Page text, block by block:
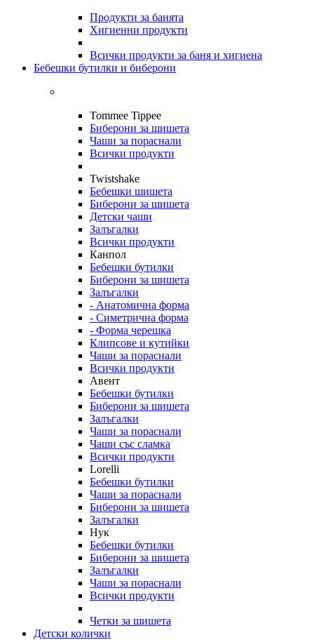
Продукти за банята
Хигиенни продукти
Всички продукти за баня и хигиена
Бебешки бутилки и биберони
Tommee Tippee
Биберони за шишета
Чаши за пораснали
Всички продукти
Twistshake
Бебешки шишета
Биберони за шишета
Детски чаши
Залъгалки
Всички продукти
Канпол
Бебешки бутилки
Биберони за шишета
Залъгалки
- Анатомична форма
- Симетрична форма
- Форма черешка
Клипсове и кутийки
Чаши за пораснали
Всички продукти
Авент
Бебешки бутилки
Биберони за шишета
Залъгалки
Чаши за пораснали
Чаши със сламка
Всички продукти
Lorelli
Бебешки бутилки
Чаши за пораснали
Биберони за шишета
Залъгалки
Нук
Бебешки бутилки
Биберони за шишета
Залъгалки
Чаши за пораснали
Всички продукти
Четки за шишета
Детски колички